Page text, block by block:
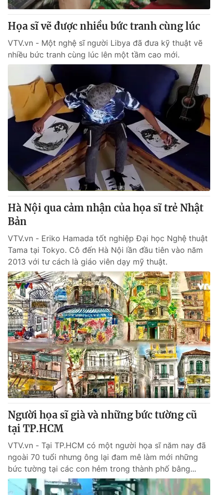
Họa sĩ vẽ được nhiều bức tranh cùng lúc
VTV.vn - Một nghệ sĩ người Libya đã đưa kỹ thuật vẽ
nhiều bức tranh cùng lúc lên một tầm cao mới.
Hà Nội qua cảm nhận của họa sĩ trẻ Nhật
Bản
VTV.vn - Eriko Hamada tốt nghiệp Đại học Nghệ thuật
Tama tại Tokyo. Cô đến Hà Nội lần đầu tiên vào năm
2013 với tư cách là giáo viên dạy mỹ thuật.
Người họa sĩ già và những bức tường cũ
tại TP.HCM
VTV.vn - Tại TP.HCM có một người họa sĩ năm nay đã
ngoài 70 tuổi nhưng ông lại đam mê làm mới những
bức tường tại các con hẻm trong thành phố bằng...